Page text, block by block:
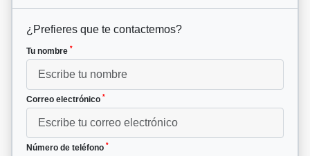
¿Prefieres que te contactemos?
Tu nombre *
Correo electrónico *
Número de teléfono *